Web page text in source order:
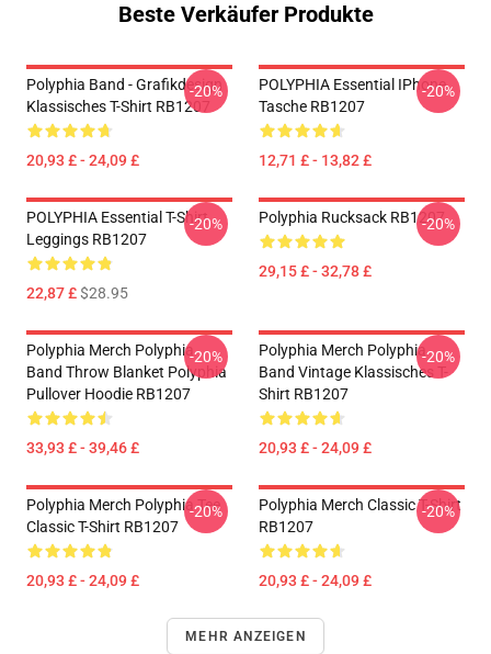
Beste Verkäufer Produkte
Polyphia Band - Grafikdesign
Klassisches T-Shirt RB1207
20,93 £ - 24,09 £
-20%
POLYPHIA Essential IPhone
Tasche RB1207
12,71 £ - 13,82 £
-20%
POLYPHIA Essential T-Shirt
Leggings RB1207
22,87 £$28.95
-20% Polyphia Rucksack RB1207
29,15 £ - 32,78 £
-20%
Polyphia Merch Polyphia
Band Throw Blanket Polyphia
Pullover Hoodie RB1207
33,93 £ - 39,46 £
-20%
Polyphia Merch Polyphia
Band Vintage Klassisches T-
Shirt RB1207
20,93 £ - 24,09 £
-20%
Polyphia Merch Polyphia Tee
Classic T-Shirt RB1207
20,93 £ - 24,09 £
-20%
Polyphia Merch Classic T-Shirt
RB1207
20,93 £ - 24,09 £
-20%
MEHR ANZEIGEN